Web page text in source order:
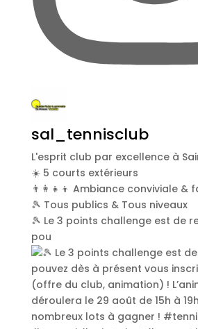
sal_tennisclub
L'esprit club par excellence à
☀️ 5 courts extérieurs
👨‍👩‍👧‍👦 Ambiance conviviale &
🎾 Tous publics & Tous niveaux
🎾 Le 3 points challenge est de
pou